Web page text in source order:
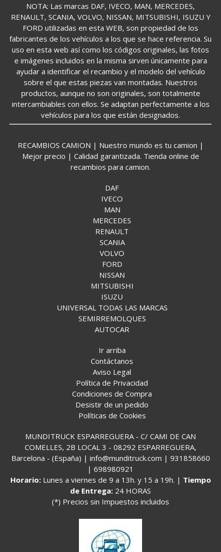
NOTA: Las marcas DAF, IVECO, MAN, MERCEDES,
RENAULT, SCANIA, VOLVO, NISSAN, MITSUBISHI, ISUZU Y
FORD utilizadas en esta WEB, son propiedad de los
fabricantes de los vehículos a los que se hace referencia. Su
uso en esta web así como los códigos originales, las fotos
e imágenes incluidos en la misma sirven únicamente para
ayudar a identificar el recambio y el modelo del vehículo
sobre el que estas piezas van montadas. Nuestros
productos, aunque no son originales, son totalmente
intercambiables con ellos. Se adaptan perfectamente a los
vehículos para los que están designados.
RECAMBIOS CAMION | Nuestro mundo es tu camion |
Mejor precio | Calidad garantizada. Tienda online de
recambios para camion.
DAF
IVECO
MAN
MERCEDES
RENAULT
SCANIA
VOLVO
FORD
NISSAN
MITSUBISHI
ISUZU
UNIVERSAL TODAS LAS MARCAS
SEMIRREMOLQUES
AUTOCAR
Ir arriba
Contáctanos
Aviso Legal
Política de Privacidad
Condiciones de Compra
Desistir de un pedido
Políticas de Cookies
MUNDITRUCK ESPARREGUERA - C/ CAMI DE CAN
COMELLES, 2B LOCAL 3 - 08292 ESPARREGUERA,
Barcelona - (España) | info@munditruck.com | 931858660
| 698980921
Horario: Lunes a viernes de 9 a 13h. y 15 a 19h. | Tiempo
de Entrega: 24 HORAS
(*) Precios sin Impuestos incluidos